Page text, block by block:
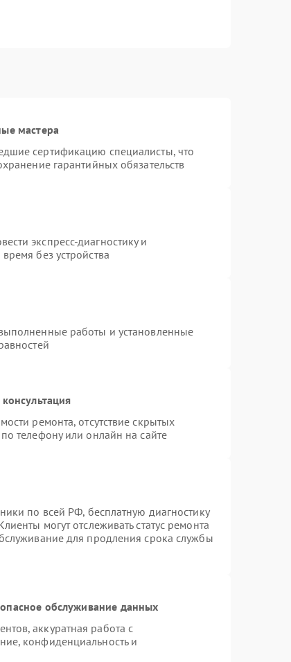
мастера
сертификацию специалисты, что
гарантийных обязательств
экспресс-диагностику и
без устройства
работы и установленные
ремонта, отсутствие скрытых
телефону или онлайн на сайте
по всей РФ, бесплатную диагностику
могут отслеживать статус ремонта
для продления срока службы
обслуживание данных
аккуратная работа с
конфиденциальность и